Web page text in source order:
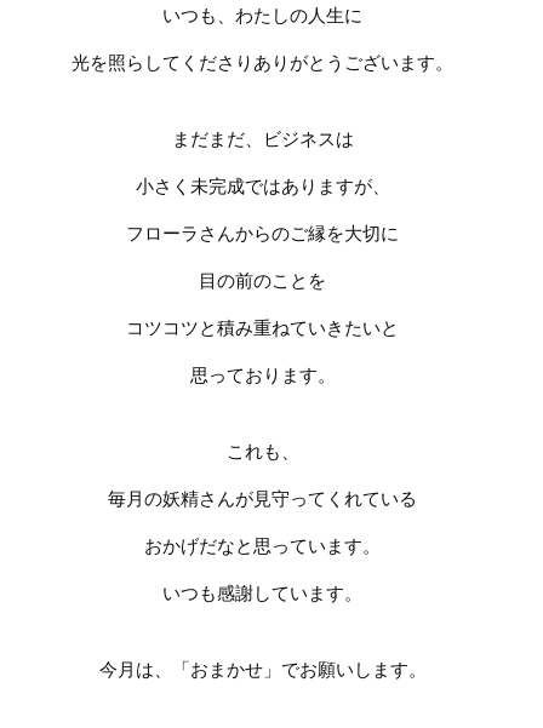
いつも、わたしの人生に
光を照らしてくださり ありがとうございます。
まだまだ、ビジネスは
小さく未完成ではありますが、
フローラさんからのご縁を大切に
目の前のことを
コツコツと積み重ねていきたいと
思っております。
これも、
毎月の妖精さんが見守ってくれている
おかげだなと思っています。
いつも感謝しています。
今月は、「おまかせ」でお願いします。